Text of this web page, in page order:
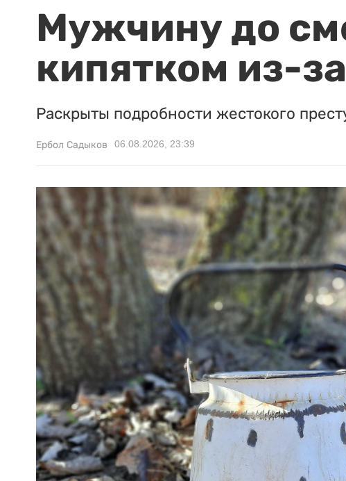
Мужчину до
кипятком из-
Раскрыты подробности жестокого
Ербол Садыков 06.08.2026, 23:39